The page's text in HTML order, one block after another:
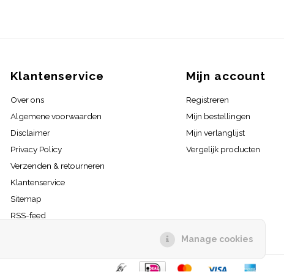
Klantenservice
Over ons
Algemene voorwaarden
Disclaimer
Privacy Policy
Verzenden & retourneren
Klantenservice
Sitemap
RSS-feed
Mijn account
Registreren
Mijn bestellingen
Mijn verlanglijst
Vergelijk producten
Manage cookies